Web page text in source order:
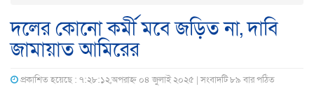
দলের কোনো কর্মী মবে জড়িত না, দাবি
জামায়াত আমিরের
প্রকাশিত হয়েছে : ৭:২৮:১২,অপরাহ্ন ০৪ জুলাই ২০২৫ | সংবাদটি ৮৯ বার পঠিত